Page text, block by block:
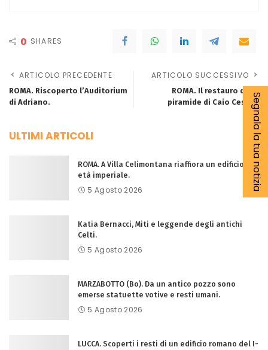
0 SHARES
ARTICOLO PRECEDENTE
ROMA. Riscoperto l’Auditorium
di Adriano.
ARTICOLO SUCCESSIVO
ROMA. Il restauro della
piramide di Caio Cestio.
ULTIMI ARTICOLI
ROMA. A Villa Celimontana riaffiora un edificio di
età imperiale.
5 Agosto 2026
Katia Bernacci, Miti e leggende degli antichi
Celti.
5 Agosto 2026
MARZABOTTO (Bo). Da un antico pozzo sono
emerse statuette votive e resti umani.
5 Agosto 2026
LUCCA. Scoperti i resti di un edificio romano del I-
Segnala la tua notizia